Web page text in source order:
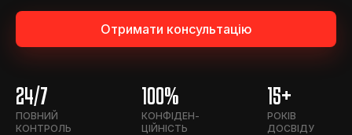
Отримати консультацію
24/7
ПОВНИЙ
КОНТРОЛЬ
100%
КОНФІДЕН-
ЦІЙНІСТЬ
15+
РОКІВ
ДОСВІДУ